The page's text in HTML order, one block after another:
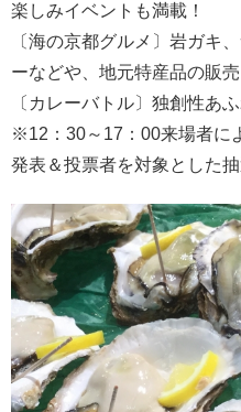
楽しみイベントも満載！
〔海の京都グルメ〕岩ガキ
ーなどや、地元特産品の販売
〔カレーバトル〕独創性あ
※12：30～17：00来場者に
発表＆投票者を対象とした